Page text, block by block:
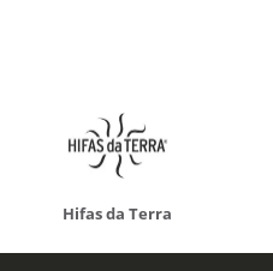
Hifas da Terra